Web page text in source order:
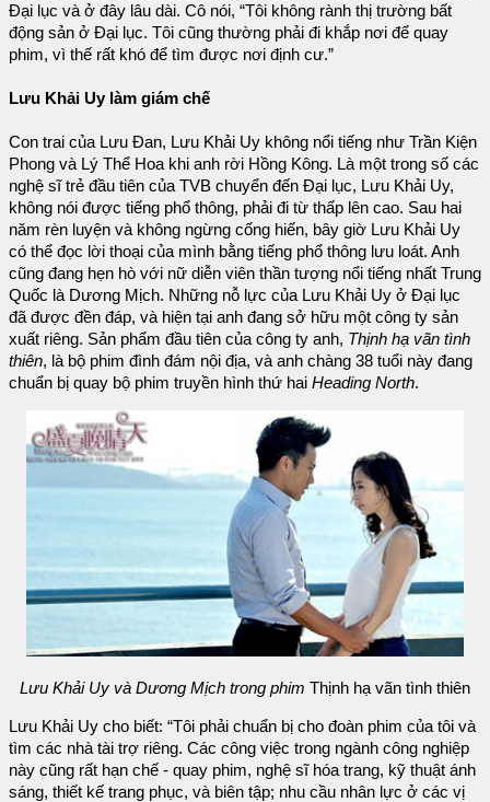
Đại lục và ở đây lâu dài. Cô nói, “Tôi không rành thị trường bất
động sản ở Đại lục. Tôi cũng thường phải đi khắp nơi để quay
phim, vì thế rất khó để tìm được nơi định cư.”
Lưu Khải Uy làm giám chế
Con trai của Lưu Đan, Lưu Khải Uy không nổi tiếng như Trần Kiện
Phong và Lý Thể Hoa khi anh rời Hồng Kông. Là một trong số các
nghệ sĩ trẻ đầu tiên của TVB chuyển đến Đại lục, Lưu Khải Uy,
không nói được tiếng phổ thông, phải đi từ thấp lên cao. Sau hai
năm rèn luyện và không ngừng cống hiến, bây giờ Lưu Khải Uy
có thể đọc lời thoại của mình bằng tiếng phổ thông lưu loát. Anh
cũng đang hẹn hò với nữ diễn viên thần tượng nổi tiếng nhất Trung
Quốc là Dương Mịch. Những nỗ lực của Lưu Khải Uy ở Đại lục
đã được đền đáp, và hiện tại anh đang sở hữu một công ty sản
xuất riêng. Sản phẩm đầu tiên của công ty anh, Thịnh hạ vãn tình
thiên, là bộ phim đình đám nội địa, và anh chàng 38 tuổi này đang
chuẩn bị quay bộ phim truyền hình thứ hai Heading North.
Lưu Khải Uy và Dương Mịch trong phim Thịnh hạ vãn tình thiên
Lưu Khải Uy cho biết: “Tôi phải chuẩn bị cho đoàn phim của tôi và
tìm các nhà tài trợ riêng. Các công việc trong ngành công nghiệp
này cũng rất hạn chế - quay phim, nghệ sĩ hóa trang, kỹ thuật ánh
sáng, thiết kế trang phục, và biên tập; nhu cầu nhân lực ở các vị